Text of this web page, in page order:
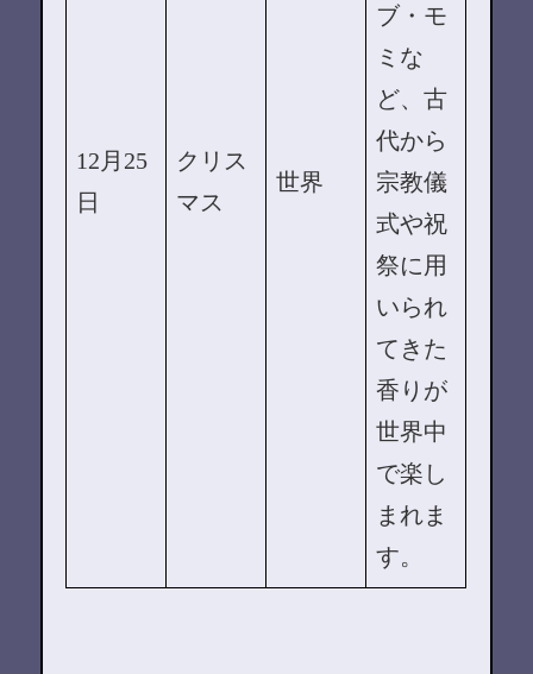
12月25
日
クリス
マス
世界
ブ・モ
ミな
ど、古
代から
宗教儀
式や祝
祭に用
いられ
てきた
香りが
世界中
で楽し
まれま
す。